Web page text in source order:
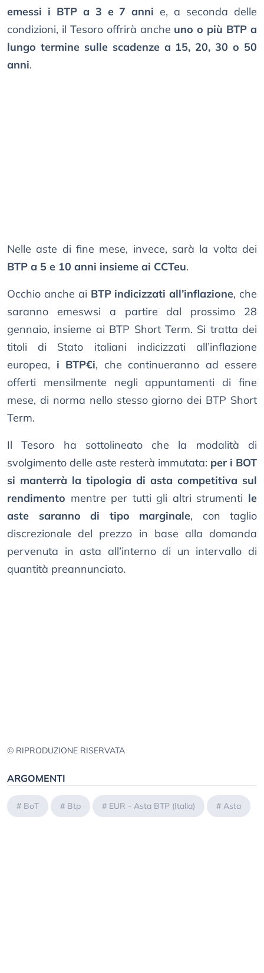
emessi i BTP a 3 e 7 anni e, a seconda delle
condizioni, il Tesoro offrirà anche uno o più BTP a
lungo termine sulle scadenze a 15, 20, 30 o 50
anni.
Nelle aste di fine mese, invece, sarà la volta dei
BTP a 5 e 10 anni insieme ai CCTeu.
Occhio anche ai BTP indicizzati all’inflazione, che
saranno emeswsi a partire dal prossimo 28
gennaio, insieme ai BTP Short Term. Si tratta dei
titoli di Stato italiani indicizzati all’inflazione
europea, i BTP€i, che continueranno ad essere
offerti mensilmente negli appuntamenti di fine
mese, di norma nello stesso giorno dei BTP Short
Term.
Il Tesoro ha sottolineato che la modalità di
svolgimento delle aste resterà immutata: per i BOT
si manterrà la tipologia di asta competitiva sul
rendimento mentre per tutti gli altri strumenti le
aste saranno di tipo marginale, con taglio
discrezionale del prezzo in base alla domanda
pervenuta in asta all’interno di un intervallo di
quantità preannunciato.
© RIPRODUZIONE RISERVATA
ARGOMENTI
# BoT # Btp # EUR - Asta BTP (Italia) # Asta